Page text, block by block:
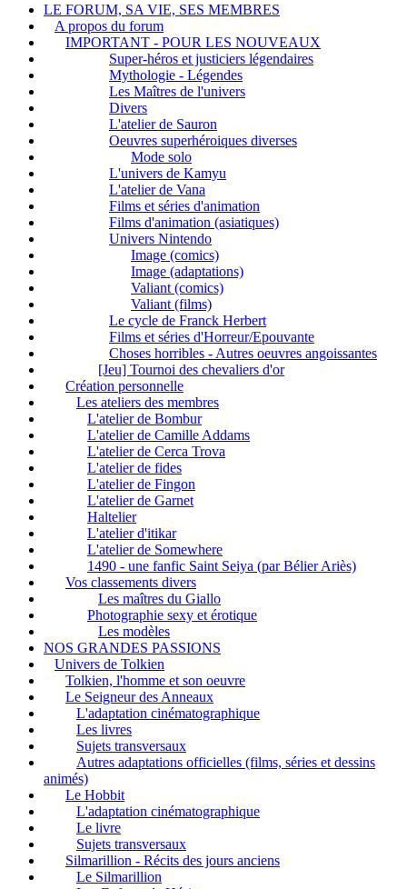
LE FORUM, SA VIE, SES MEMBRES
A propos du forum
IMPORTANT - POUR LES NOUVEAUX
Super-héros et justiciers légendaires
Mythologie - Légendes
Les Maîtres de l'univers
Divers
L'atelier de Sauron
Oeuvres superhéroiques diverses
Mode solo
L'univers de Kamyu
L'atelier de Vana
Films et séries d'animation
Films d'animation (asiatiques)
Univers Nintendo
Image (comics)
Image (adaptations)
Valiant (comics)
Valiant (films)
Le cycle de Franck Herbert
Films et séries d'Horreur/Epouvante
Choses horribles - Autres oeuvres angoissantes
[Jeu] Tournoi des chevaliers d'or
Création personnelle
Les ateliers des membres
L'atelier de Bombur
L'atelier de Camille Addams
L'atelier de Cerca Trova
L'atelier de fides
L'atelier de Fingon
L'atelier de Garnet
Haltelier
L'atelier d'itikar
L'atelier de Somewhere
1490 - une fanfic Saint Seiya (par Bélier Ariès)
Vos classements divers
Les maîtres du Giallo
Photographie sexy et érotique
Les modèles
NOS GRANDES PASSIONS
Univers de Tolkien
Tolkien, l'homme et son oeuvre
Le Seigneur des Anneaux
L'adaptation cinématographique
Les livres
Sujets transversaux
Autres adaptations officielles (films, séries et dessins
animés)
Le Hobbit
L'adaptation cinématographique
Le livre
Sujets transversaux
Silmarillion - Récits des jours anciens
Le Silmarillion